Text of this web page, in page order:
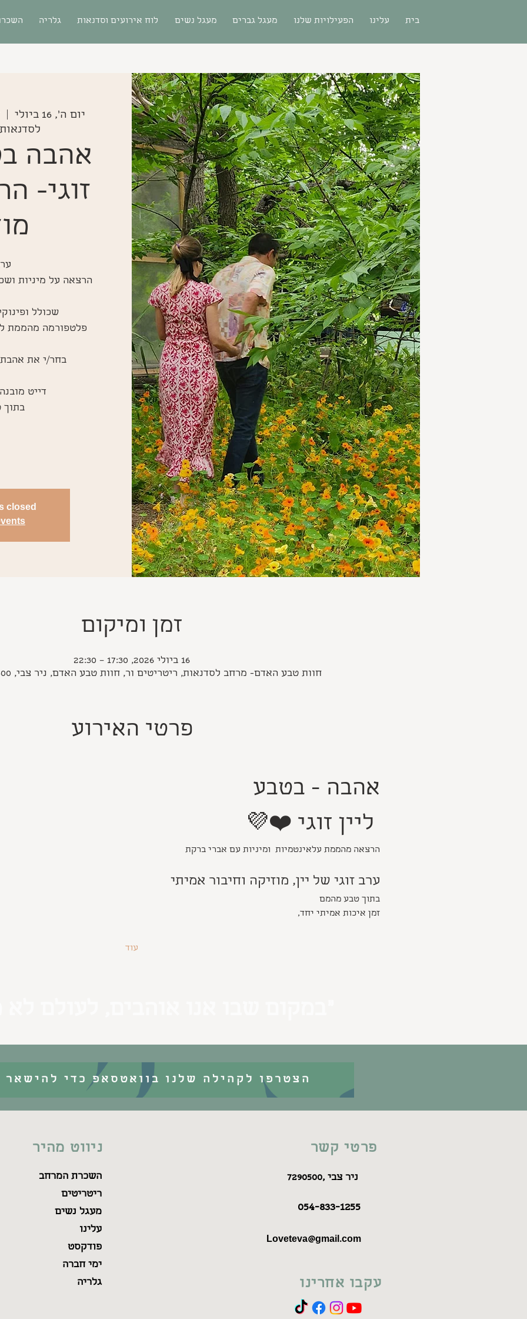
גלריה לוח אירועים וסדנאות מעגל נשים מעגל גברים הפעילויות שלנו עלינו בית
יום ה׳, 16 ביולי
אהבה
זוגי-
closed
זמן ומיקום
16 ביולי 2026, 17:30 – 22:30
חוות טבע האדם- מרחב לסדנאות, ריטריטים ור, חוות טבע האדם, ניר צבי, 9720500, ישראל
פרטי האירוע
אהבה - בטבע
הרצאה מהממת עלאינטמיות  ומיניות עם אברי ברקת
ערב זוגי של יין, מוזיקה וחיבור אמיתי
בתוך טבע מהמם
זמן איכות אמיתי יחד,
עוד
הצטרפו לקהילה שלנו בוואטסאפ כדי להישאר
ניווט מהיר
השכרת המרחב
ריטריטים
מעגל נשים
עלינו
פודקסט
ימי חברה
גלריה
פרטי קשר
7290500, ניר צבי
054-833-1255
Loveteva@gmail.com
עקבו אחרינו